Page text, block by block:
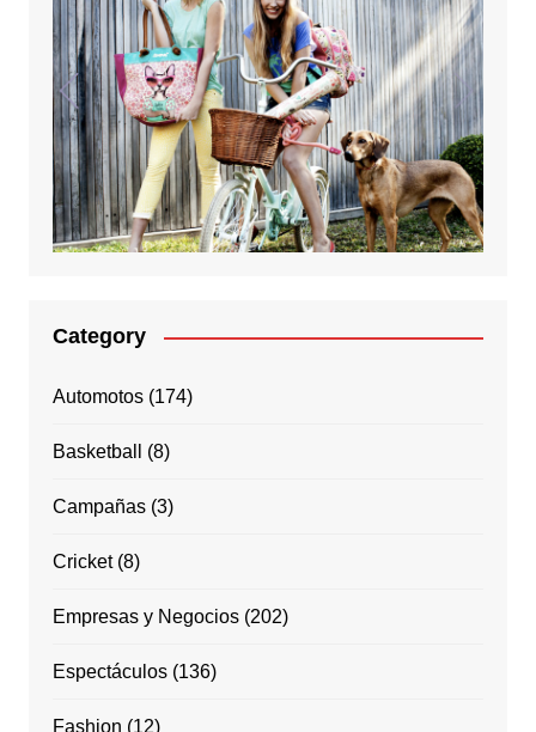
Category
Automotos(174)
Basketball (8)
Campañas(3)
Cricket(8)
Empresas y Negocios(202)
Espectáculos(136)
Fashion (12)